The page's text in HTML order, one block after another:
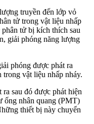
truyền đến lớp vỏ
tử trong vật liệu nhấp
tử bị kích thích sau
giải phóng năng lượng
phóng được phát ra
trong vật liệu nhấp nháy.
ra sau đó được phát hiện
ống nhân quang (PMT)
thiết bị này chuyển